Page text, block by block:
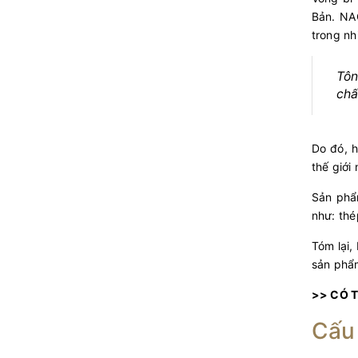
Bản.
trong
Do đó,
thế giới
Sản
như:
Tóm
sản
>> CÓ